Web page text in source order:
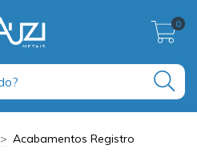
0
> Acabamentos Registro